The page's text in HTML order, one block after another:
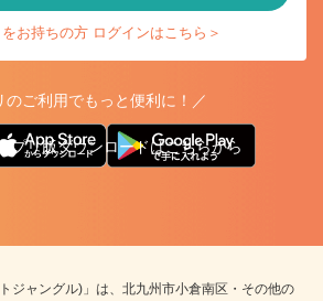
お持ちの方 ログインはこちら＞
のご利用でもっと便利に！／
プリ版ダウンロードはこちらから
ジャングル)」は、北九州市小倉南区・その他の